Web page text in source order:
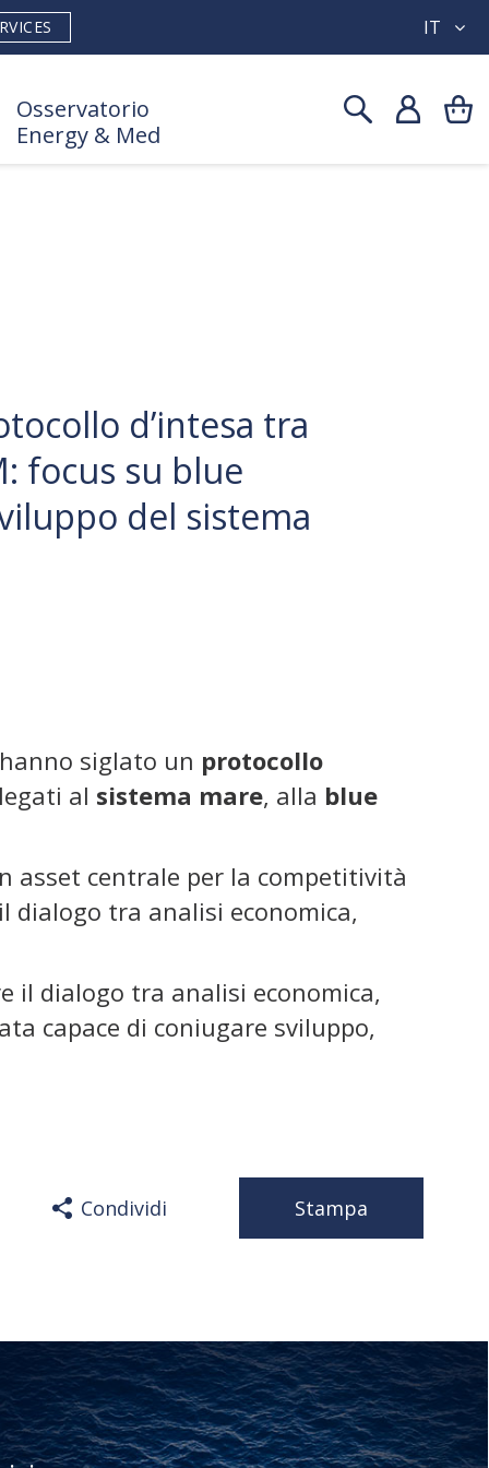
IT
Osservatorio
Energy & Med
d’intesa tra
focus su blue
del sistema
siglato un protocollo
al sistema mare, alla blue
asset centrale per la competitività
dialogo tra analisi economica,
il dialogo tra analisi economica,
capace di coniugare sviluppo,
Condividi Stampa